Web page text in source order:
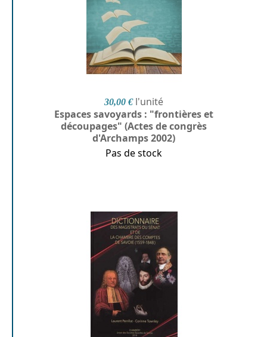
30,00 € l'unité
Espaces savoyards : "frontières et
découpages" (Actes de congrès
d'Archamps 2002)
Pas de stock